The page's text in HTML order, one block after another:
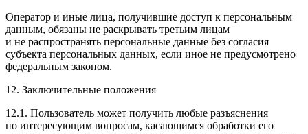
Оператор и иные лица, получившие доступ к персональным
данным, обязаны не раскрывать третьим лицам
и не распространять персональные данные без согласия
субъекта персональных данных, если иное не предусмотрено
федеральным законом.
12. Заключительные положения
12.1. Пользователь может получить любые разъяснения
по интересующим вопросам, касающимся обработки его